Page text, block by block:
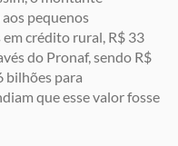
pequenos
crédito rural, R$ 33
do Pronaf, sendo R$
bilhões para
que esse valor fosse